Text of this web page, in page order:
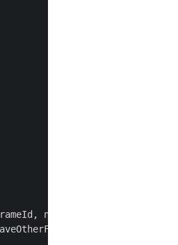
newWidth, newHeight,
folder, storage);